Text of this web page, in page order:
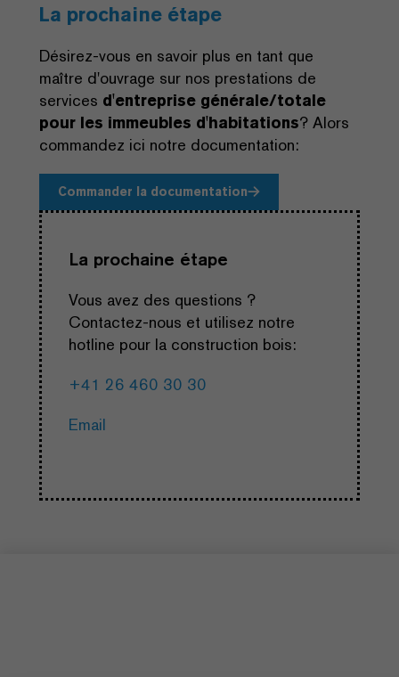
La prochaine étape
Désirez-vous en savoir plus en tant que
maître d'ouvrage sur nos prestations de
services d'entreprise générale/totale
pour les immeubles d'habitations? Alors
commandez ici notre documentation:
Commander la documentation
La prochaine étape
Vous avez des questions ?
Contactez-nous et utilisez notre
hotline pour la construction bois:
+41 26 460 30 30
Email